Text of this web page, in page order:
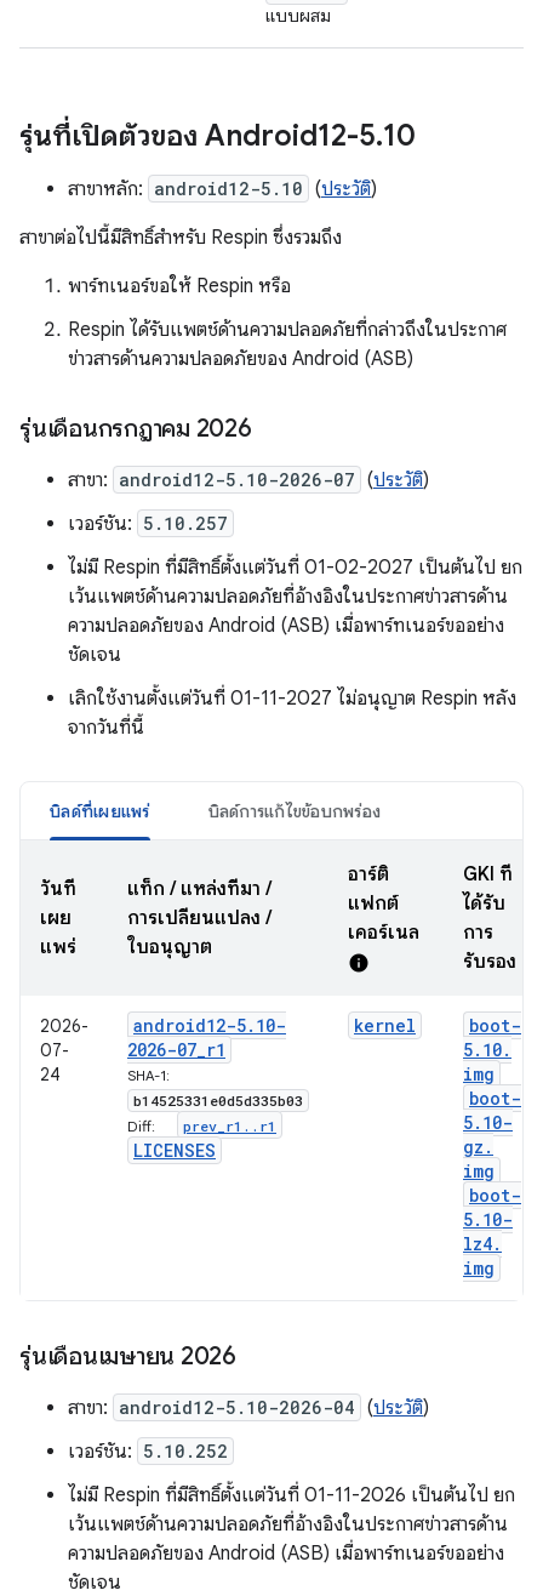
แบบผสม
รุ่นที่เปิดตัวของ Android12-5.10
สาขาหลัก: android12-5.10 (ประวัติ)
สาขาต่อไปนี้มีสิทธิ์สำหรับ Respin ซึ่งรวมถึง
พาร์ทเนอร์ขอให้ Respin หรือ
Respin ได้รับแพตช์ด้านความปลอดภัยที่กล่าวถึงในประกาศ
ข่าวสารด้านความปลอดภัยของ Android (ASB)
รุ่นเดือนกรกฎาคม 2026
สาขา: android12-5.10-2026-07 (ประวัติ)
เวอร์ชัน: 5.10.257
ไม่มี Respin ที่มีสิทธิ์ตั้งแต่วันที่ 01-02-2027 เป็นต้นไป ยก
เว้นแพตช์ด้านความปลอดภัยที่อ้างอิงในประกาศข่าวสารด้าน
ความปลอดภัยของ Android (ASB) เมื่อพาร์ทเนอร์ขออย่าง
ชัดเจน
เลิกใช้งานตั้งแต่วันที่ 01-11-2027 ไม่อนุญาต Respin หลัง
จากวันที่นี้
บิลด์ที่เผยแพร่ บิลด์การแก้ไขข้อบกพร่อง
วันที่
เผย
แพร่
แท็ก / แหล่งที่มา /
การเปลี่ยนแปลง /
ใบอนุญาต
อาร์ติ
แฟกต์
เคอร์เนล
info
GKI ที่
ได้รับ
การ
รับรอง
2026-
07-
24
android12-5. 10-
2026-07_r1
SHA-1:
b14525331e0d5d335b03
Diff: prev r1 . . r1
LICENSES
kernel
boot-
5. 10.
img
boot-
5. 10-
gz .
img
boot-
5. 10-
lz4.
img
รุ่นเดือนเมษายน 2026
สาขา: android12-5.10-2026-04 (ประวัติ)
เวอร์ชัน: 5.10.252
ไม่มี Respin ที่มีสิทธิ์ตั้งแต่วันที่ 01-11-2026 เป็นต้นไป ยก
เว้นแพตช์ด้านความปลอดภัยที่อ้างอิงในประกาศข่าวสารด้าน
ความปลอดภัยของ Android (ASB) เมื่อพาร์ทเนอร์ขออย่าง
ชัดเจน